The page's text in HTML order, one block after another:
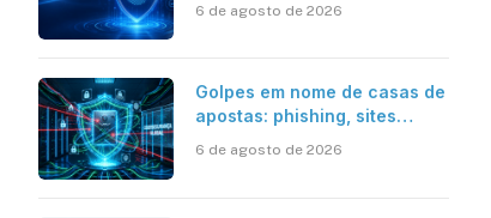
6 de agosto de 2026
Golpes em nome de casas de
apostas: phishing, sites
6 de agosto de 2026